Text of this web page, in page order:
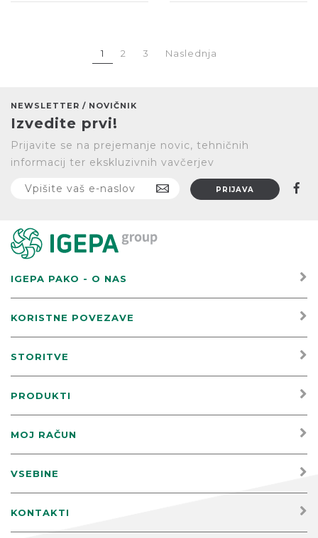
1 2 3 Naslednja
NEWSLETTER / NOVIČNIK
Izvedite prvi!
Prijavite se na prejemanje novic, tehničnih
informacij ter ekskluzivnih vavčerjev
IGEPA PAKO - O NAS
KORISTNE POVEZAVE
STORITVE
PRODUKTI
MOJ RAČUN
VSEBINE
KONTAKTI